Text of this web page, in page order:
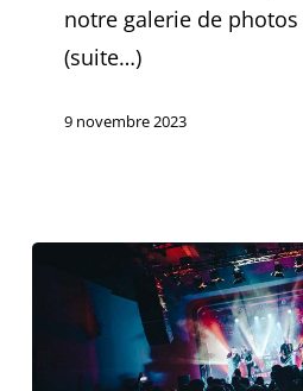
notre galerie de photos
(suite…)
9 novembre 2023